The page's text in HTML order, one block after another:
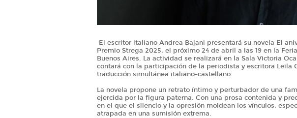
El escritor italiano Andrea Bajani presentará su novela El
Premio Strega 2025, el próximo 24 de abril a las 19 en la
Buenos Aires. La actividad se realizará en la Sala Victoria
contará con la participación de la periodista y escritora Leila
traducción simultánea italiano-castellano.
La novela propone un retrato íntimo y perturbador de una
ejercida por la figura paterna. Con una prosa contenida y
en el que el silencio y la opresión moldean los vínculos,
atrapada en una sumisión extrema.